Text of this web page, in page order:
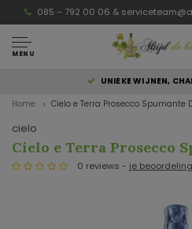
085 – 792 00 06 &
MENU
UNIEKE WIJNEN,
Home Cielo e Terra Prosecco Spumante
cielo
Cielo e Terra Prosecco
0 reviews - je